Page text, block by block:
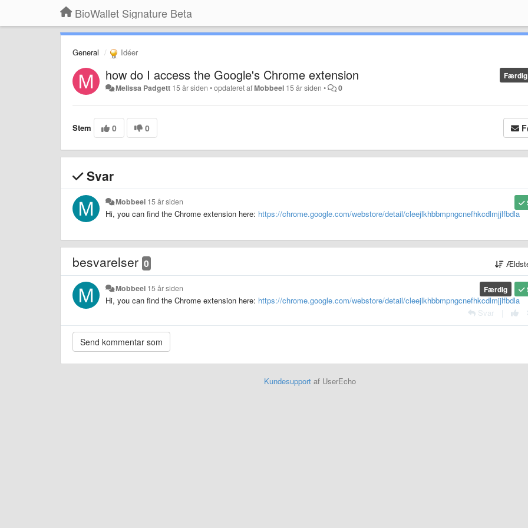
BioWallet Signature Beta
General Idéer
Færdig
how do I access the Google's Chrome extension
Melissa Padgett 15 år siden •opdateret afMobbeel 15 år siden • 0
Stem 0 0
Svar
Mobbeel 15 år siden
Hi, you can find the Chrome extension here: https://chrome.google.com/webstore/detail/cleejlkhbbmpngcnefhkcdlmjjlfbdla
besvarelser 0
Færdig
Mobbeel 15 år siden
Hi, you can find the Chrome extension here: https://chrome.google.com/webstore/detail/cleejlkhbbmpngcnefhkcdlmjjlfbdla
Svar
Kundesupportaf UserEcho